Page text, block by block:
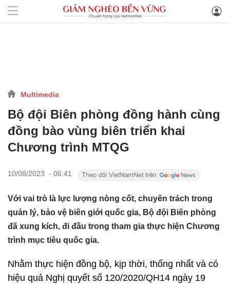
Multimedia
Bộ đội Biên phòng đồng hành cùng
đồng bào vùng biên triển khai
Chương trình MTQG
10/08/2023 - 06:41
Với vai trò là lực lượng nòng cốt, chuyên trách trong
quản lý, bảo vệ biên giới quốc gia, Bộ đội Biên phòng
đã xung kích, đi đầu trong tham gia thực hiện Chương
trình mục tiêu quốc gia.
Nhằm thực hiện đồng bộ, kịp thời, thống nhất và có
hiệu quả Nghị quyết số 120/2020/QH14 ngày 19